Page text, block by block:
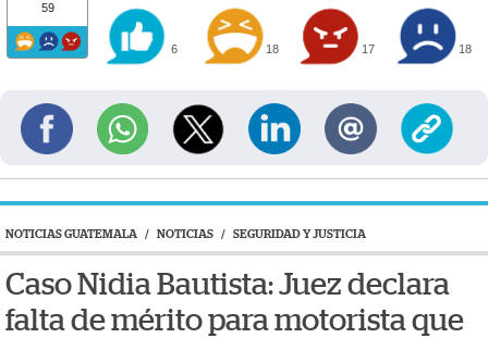
59
6 18 17 18
NOTICIAS GUATEMALA / NOTICIAS / SEGURIDAD Y JUSTICIA
Caso Nidia Bautista: Juez declara
falta de mérito para motorista que